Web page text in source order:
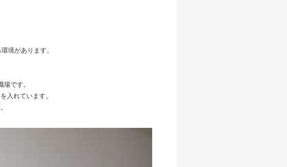
境があります。
です。
入れています。